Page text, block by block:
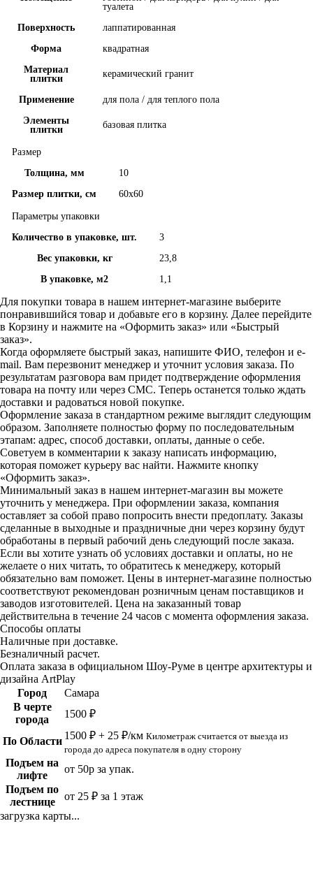
туалета
Поверхность
лаппатированная
Форма
квадратная
Материал
плитки
керамический гранит
Применение
для пола / для теплого пола
Элементы
плитки
базовая плитка
Размер
Толщина, мм
10
Размер плитки, см
60x60
Параметры упаковки
Количество в упаковке, шт.
3
Вес упаковки, кг
23,8
В упаковке, м2
1,1
Для покупки товара в нашем интернет-магазине выберите
понравившийся товар и добавьте его в корзину. Далее перейдите
в Корзину и нажмите на «Оформить заказ» или «Быстрый
заказ».
Когда оформляете быстрый заказ, напишите ФИО, телефон и e-
mail. Вам перезвонит менеджер и уточнит условия заказа. По
результатам разговора вам придет подтверждение оформления
товара на почту или через СМС. Теперь останется только ждать
доставки и радоваться новой покупке.
Оформление заказа в стандартном режиме выглядит следующим
образом. Заполняете полностью форму по последовательным
этапам: адрес, способ доставки, оплаты, данные о себе.
Советуем в комментарии к заказу написать информацию,
которая поможет курьеру вас найти. Нажмите кнопку
«Оформить заказ».
Минимальный заказ в нашем интернет-магазин вы можете
уточнить у менеджера. При оформлении заказа, компания
оставляет за собой право попросить внести предоплату. Заказы
сделанные в выходные и праздничные дни через корзину будут
обработаны в первый рабочий день следующий после заказа.
Если вы хотите узнать об условиях доставки и оплаты, но не
желаете о них читать, то обратитесь к менеджеру, который
обязательно вам поможет. Цены в интернет-магазине полностью
соответствуют рекомендован розничным ценам поставщиков и
заводов изготовителей. Цена на заказанный товар
действительна в течение 24 часов с момента оформления заказа.
Способы оплаты
Наличные при доставке.
Безналичный расчет.
Оплата заказа в официальном Шоу-Руме в центре архитектуры и
дизайна ArtPlay
Город
Самара
В черте
города
1500 ₽
По Области 1500 ₽ + 25 ₽/км Километраж считается от выезда из
города до адреса покупателя в одну сторону
Подъем на
лифте
от 50р за упак.
Подъем по
лестнице
от 25 ₽ за 1 этаж
загрузка карты...